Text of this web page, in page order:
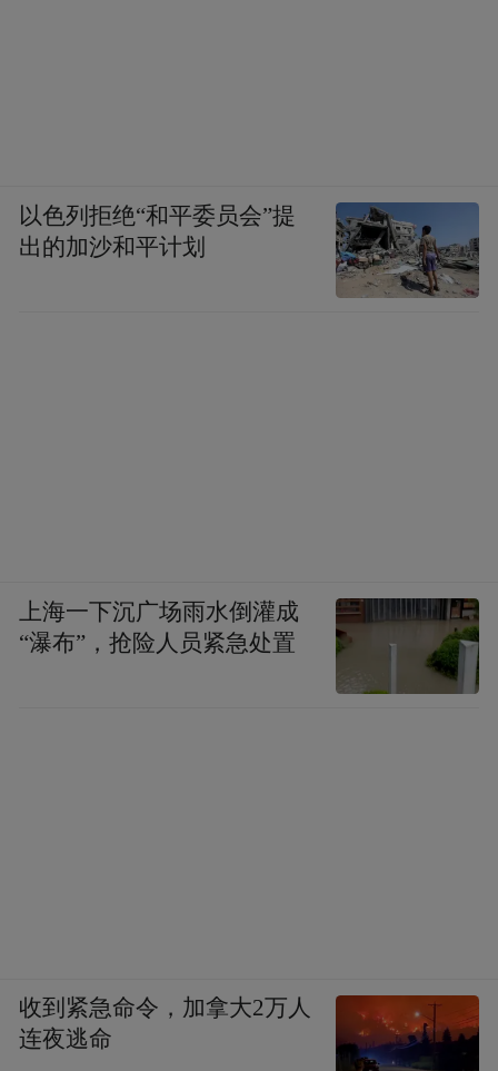
以色列拒绝“和平委员会”提
出的加沙和平计划
上海一下沉广场雨水倒灌成
“瀑布”，抢险人员紧急处置
收到紧急命令，加拿大2万人
连夜逃命